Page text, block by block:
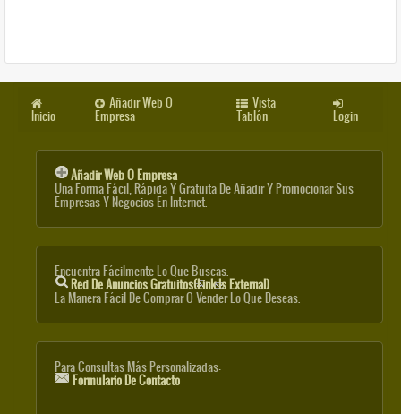
Inicio
Añadir Web O
Empresa
Vista
Tablón Login
Añadir Web O Empresa
Una Forma Fácil, Rápida Y Gratuita De Añadir Y Promocionar Sus
Empresas Y Negocios En Internet.
Encuentra Fácilmente Lo Que Buscas.
Red De Anuncios Gratuitos(link Is External)
La Manera Fácil De Comprar O Vender Lo Que Deseas.
Para Consultas Más Personalizadas:
Formulario De Contacto